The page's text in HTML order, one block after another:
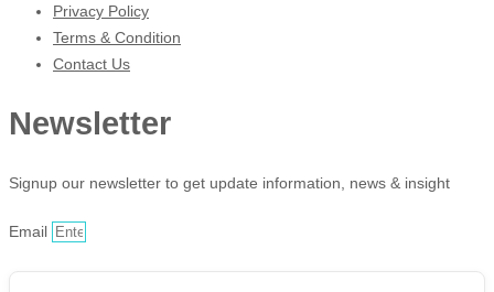
Privacy Policy
Terms & Condition
Contact Us
Newsletter
Signup our newsletter to get update information, news & insight
Email